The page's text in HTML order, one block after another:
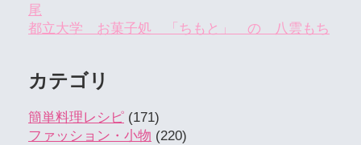
尾
都立大学 お菓子処 「ちもと」 の 八雲もち
カテゴリ
簡単料理レシピ (171)
ファッション・小物 (220)